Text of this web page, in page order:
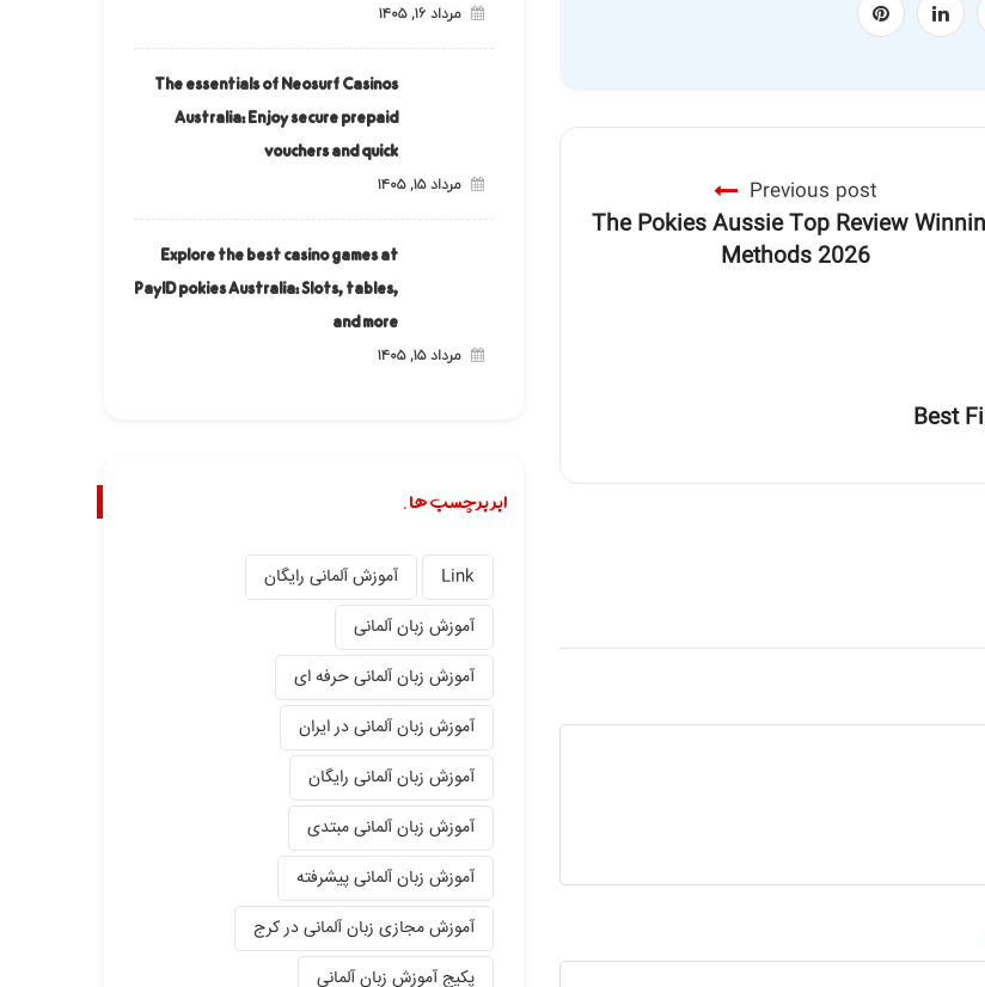
Previous post
The Pokies Aussie Top Review
Methods 2026
Best
مرداد ۱۶, ۱۴۰۵
The essentials of Neosurf Casinos
Australia: Enjoy secure prepaid
vouchers and quick
مرداد ۱۵, ۱۴۰۵
Explore the best casino games at
PayID pokies Australia: Slots, tables,
and more
مرداد ۱۵, ۱۴۰۵
ابر برچسب ها.
Link
آموزش آلمانی رایگان
آموزش زبان آلمانی
آموزش زبان آلمانی حرفه ای
آموزش زبان آلمانی در ایران
آموزش زبان آلمانی رایگان
آموزش زبان آلمانی مبتدی
آموزش زبان آلمانی پیشرفته
آموزش مجازی زبان آلمانی در کرج
پکیج آموزش زبان آلمانی